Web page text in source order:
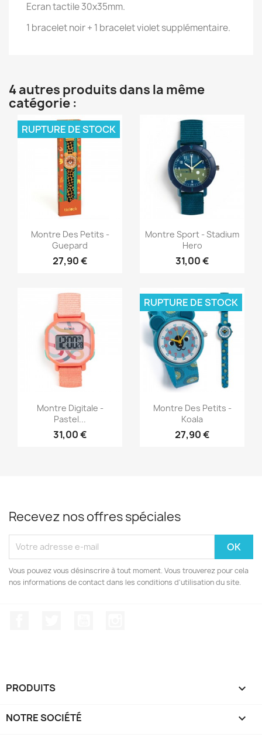
Ecran tactile 30x35mm.
1 bracelet noir + 1 bracelet violet supplémentaire.
4 autres produits dans la même
catégorie :
Aperçu rapide
Montre Des Petits -
Guepard
27,90 €
RUPTURE DE STOCK
Aperçu rapide
Montre Sport - Stadium
Hero
31,00 €
Aperçu rapide
Montre Digitale -
Pastel...
31,00 €
Aperçu rapide
Montre Des Petits -
Koala
27,90 €
RUPTURE DE STOCK
Recevez nos offres spéciales
Vous pouvez vous désinscrire à tout moment. Vous trouverez pour cela
nos informations de contact dans les conditions d'utilisation du site.
PRODUITS 
NOTRE SOCIÉTÉ 